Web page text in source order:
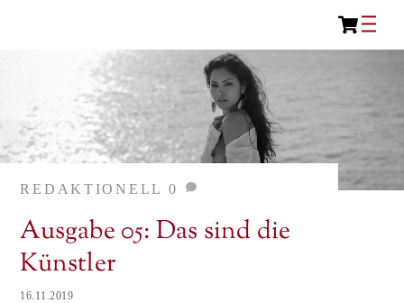
16.11.2019
Ausgabe 05: Das sind die
Künstler
REDAKTIONELL 0